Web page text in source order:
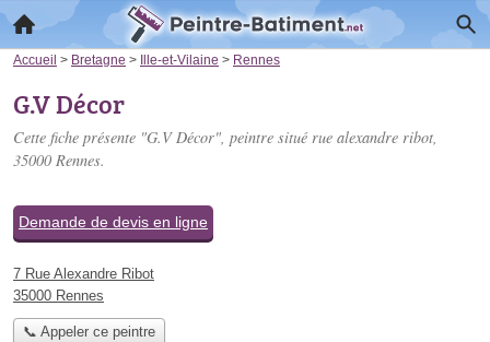
Accueil > Bretagne > Ille-et-Vilaine > Rennes
G.V Décor
Cette fiche présente "G.V Décor", peintre situé rue alexandre ribot,
35000 Rennes.
Demande de devis en ligne
7 Rue Alexandre Ribot
35000 Rennes
📞 Appeler ce peintre